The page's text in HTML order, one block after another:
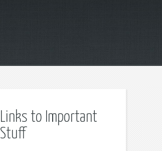
Links to Important
Stuff